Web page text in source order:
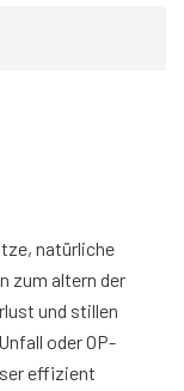
natürliche
zum altern der
und stillen
oder OP-
effizient